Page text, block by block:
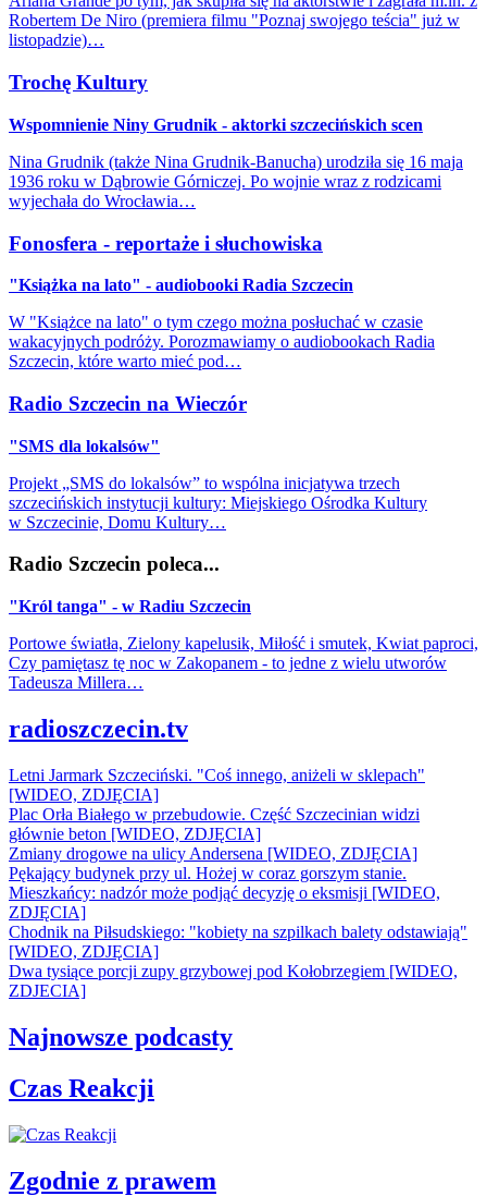
Robertem De Niro (premiera filmu "Poznaj swojego teścia" już w
listopadzie)…
Trochę Kultury
Wspomnienie Niny Grudnik - aktorki szczecińskich scen
Nina Grudnik (także Nina Grudnik-Banucha) urodziła się 16 maja
1936 roku w Dąbrowie Górniczej. Po wojnie wraz z rodzicami
wyjechała do Wrocławia…
Fonosfera - reportaże i słuchowiska
"Książka na lato" - audiobooki Radia Szczecin
W "Książce na lato" o tym czego można posłuchać w czasie
wakacyjnych podróży. Porozmawiamy o audiobookach Radia
Szczecin, które warto mieć pod…
Radio Szczecin na Wieczór
"SMS dla lokalsów"
Projekt „SMS do lokalsów” to wspólna inicjatywa trzech
szczecińskich instytucji kultury: Miejskiego Ośrodka Kultury
w Szczecinie, Domu Kultury…
Radio Szczecin poleca...
"Król tanga" - w Radiu Szczecin
Portowe światła, Zielony kapelusik, Miłość i smutek, Kwiat paproci,
Czy pamiętasz tę noc w Zakopanem - to jedne z wielu utworów
Tadeusza Millera…
radioszczecin.tv
Letni Jarmark Szczeciński. "Coś innego, aniżeli w sklepach"
[WIDEO, ZDJĘCIA]
Plac Orła Białego w przebudowie. Część Szczecinian widzi
głównie beton [WIDEO, ZDJĘCIA]
Zmiany drogowe na ulicy Andersena [WIDEO, ZDJĘCIA]
Pękający budynek przy ul. Hożej w coraz gorszym stanie.
Mieszkańcy: nadzór może podjąć decyzję o eksmisji [WIDEO,
ZDJĘCIA]
Chodnik na Piłsudskiego: "kobiety na szpilkach balety odstawiają"
[WIDEO, ZDJĘCIA]
Dwa tysiące porcji zupy grzybowej pod Kołobrzegiem [WIDEO,
ZDJECIA]
Najnowsze podcasty
Czas Reakcji
Zgodnie z prawem